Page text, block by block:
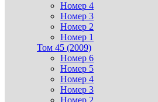
Номер 4
Номер 3
Номер 2
Номер 1
Том 45 (2009)
Номер 6
Номер 5
Номер 4
Номер 3
Номер 2